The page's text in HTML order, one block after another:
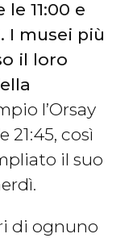
11:00 e
I musei più
il loro
l’Orsay
21:45, così
il suo
di ognuno